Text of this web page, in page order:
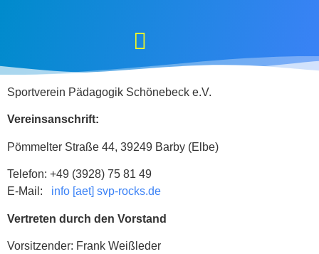
Sportverein Pädagogik Schönebeck e.V.
Vereinsanschrift:
Pömmelter Straße 44, 39249 Barby (Elbe)
Telefon: +49 (3928) 75 81 49
E-Mail: info [aet] svp-rocks.de
Vertreten durch den Vorstand
Vorsitzender: Frank Weißleder